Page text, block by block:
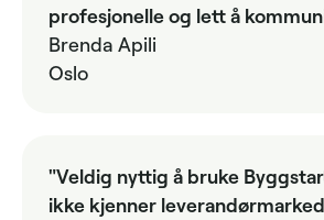
profesjonelle og lett å
Brenda Apili
Oslo
"Veldig nyttig å bruke
ikke kjenner